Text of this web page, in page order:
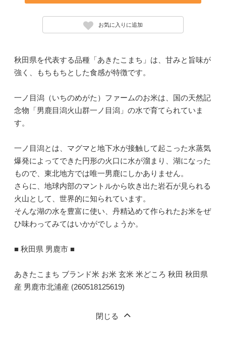
お気に入りに追加
秋田県を代表する品種「あきたこまち」は、甘みと旨味が
強く、もちもちとした食感が特徴です。
一ノ目潟（いちのめがた）ファームのお米は、国の天然記
念物「男鹿目潟火山群一ノ目潟」の水で育てられていま
す。
一ノ目潟とは、マグマと地下水が接触して起こった水蒸気
爆発によってできた円形の火口に水が溜まり、湖になった
もので、東北地方では唯一男鹿にしかありません。
さらに、地球内部のマントルから吹き出た岩石が見られる
火山として、世界的に知られています。
そんな湖の水を豊富に使い、丹精込めて作られたお米をぜ
ひ味わってみてはいかがでしょうか。
■ 秋田県 男鹿市 ■
あきたこまち ブランド米 お米 玄米 米どころ 秋田 秋田県
産 男鹿市北浦産 (260518125619)
閉じる